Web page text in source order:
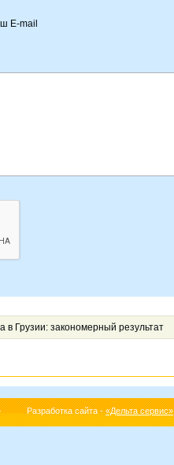
E-mail
в Грузии: закономерный результат
Разработка сайта -«Дельта сервис»